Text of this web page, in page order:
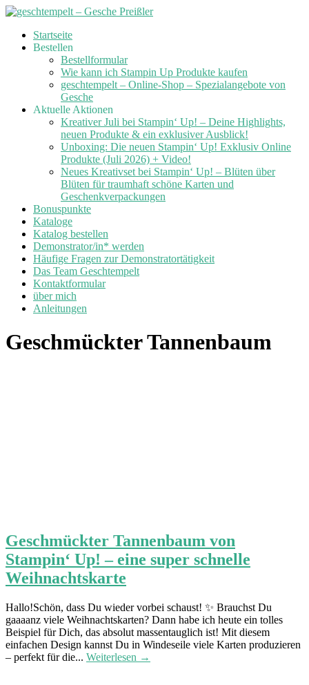
Skip
Startseite
Bestellen
Bestellformular
Wie kann ich Stampin Up Produkte kaufen
geschtempelt – Online-Shop – Spezialangebote von
Gesche
Aktuelle Aktionen
Kreativer Juli bei Stampin‘ Up! – Deine Highlights,
neuen Produkte & ein exklusiver Ausblick!
Unboxing: Die neuen Stampin‘ Up! Exklusiv Online
Produkte (Juli 2026) + Video!
Neues Kreativset bei Stampin‘ Up! – Blüten über
Blüten für traumhaft schöne Karten und
Geschenkverpackungen
Bonuspunkte
Kataloge
Katalog bestellen
Demonstrator/in* werden
Häufige Fragen zur Demonstratortätigkeit
Das Team Geschtempelt
Kontaktformular
über mich
Anleitungen
Geschmückter Tannenbaum
Geschmückter Tannenbaum von
Stampin‘ Up! – eine super schnelle
Weihnachtskarte
Hallo!Schön, dass Du wieder vorbei schaust! ✨ Brauchst Du
gaaaanz viele Weihnachtskarten? Dann habe ich heute ein tolles
Beispiel für Dich, das absolut massentauglich ist! Mit diesem
einfachen Design kannst Du in Windeseile viele Karten produzieren
– perfekt für die... Weiterlesen →